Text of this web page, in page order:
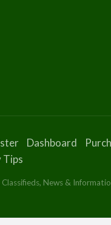
Dashboard
Tips
News &